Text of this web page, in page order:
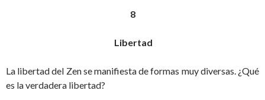
8
Libertad
La libertad del Zen se manifiesta de formas muy diversas. ¿Qué
es la verdadera libertad?